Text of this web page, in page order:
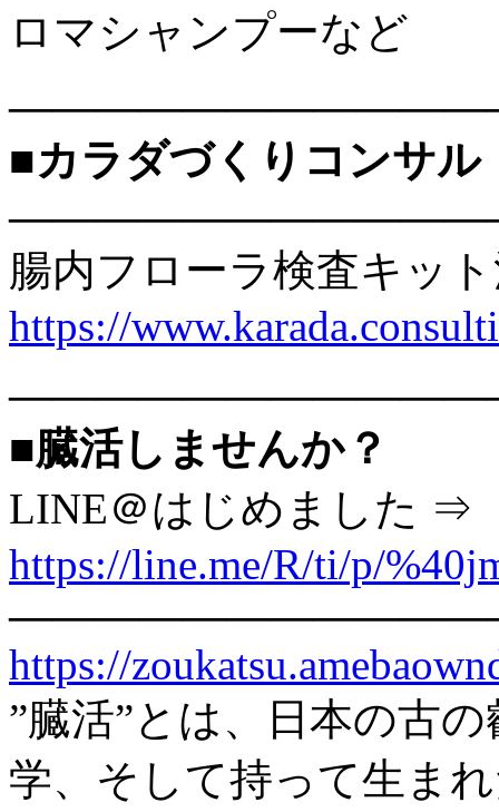
ロマシャンプーなど
■カラダづくりコンサル
腸内フローラ検査キッ
https://
■臓活しませんか？
LINE＠はじめました ⇒
https://line.me/R/ti/p/
https://
”臓活”とは、日本の古
学、そして持って生ま